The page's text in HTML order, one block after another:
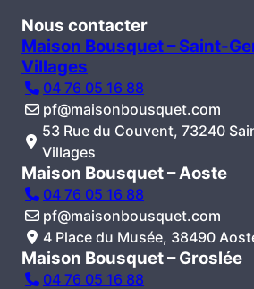
Nous contacter
Maison Bousquet – Saint-
Villages
04 76 05 16 88
pf@maisonbousquet.com
53 Rue du Couvent, 73240
Villages
Maison Bousquet – Aoste
04 76 05 16 88
pf@maisonbousquet.com
4 Place du Musée, 38490
Maison Bousquet – Groslée
04 76 05 16 88